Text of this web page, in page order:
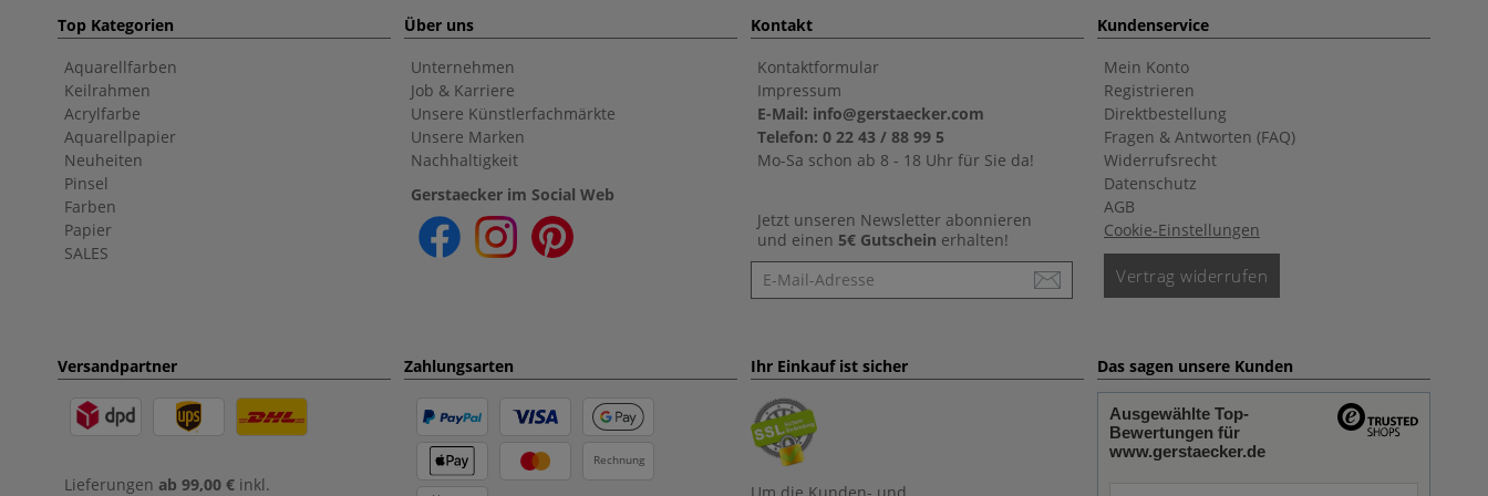
Top Kategorien
Aquarellfarben
Keilrahmen
Acrylfarbe
Aquarellpapier
Neuheiten
Pinsel
Farben
Papier
SALES
Über uns
Unternehmen
Job & Karriere
Unsere Künstlerfachmärkte
Unsere Marken
Nachhaltigkeit
Gerstaecker im Social Web
Kontakt
Kontaktformular
Impressum
E-Mail: info@gerstaecker.com
Telefon: 0 22 43 / 88 99 5
Mo-Sa schon ab 8 - 18 Uhr für Sie da!
Jetzt unseren Newsletter abonnieren
und einen 5€ Gutschein erhalten!
Newsletter
Kundenservice
Mein Konto
Registrieren
Direktbestellung
Fragen & Antworten (FAQ)
Widerrufsrecht
Datenschutz
AGB
Cookie-Einstellungen
Vertrag widerrufen
Versandpartner
Lieferungen ab 99,00 € inkl.
Zahlungsarten
Rechnung
Ihr Einkauf ist sicher Das sagen unsere Kunden
Ausgewählte Top-
Bewertungen für
www.gerstaecker.de